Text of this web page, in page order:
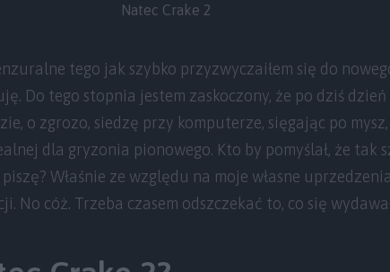
Natec Crake 2
tego jak szybko przyzwyczaiłem się do
Do tego stopnia jestem zaskoczony, że po dziś
o zgrozo, siedzę przy komputerze, sięgając po
dla gryzonia pionowego. Kto by pomyślał, że tak
Właśnie ze względu na moje własne
No cóż. Trzeba czasem odszczekać to, co się